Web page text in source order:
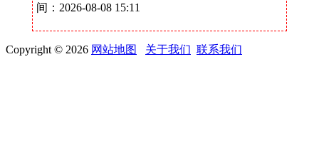
间：2026-08-08 15:11
Copyright © 2026 网站地图 关于我们 联系我们